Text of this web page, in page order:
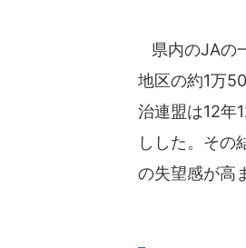
県内のJAの
地区の約1万
治連盟は12年
しした。その
の失望感が高